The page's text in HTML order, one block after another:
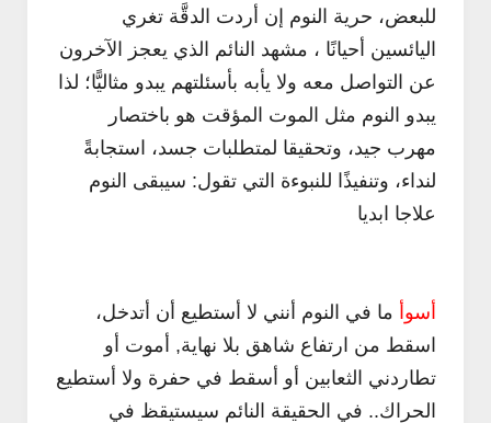
للبعض، حرية النوم إن أردت الدقَّة تغري
اليائسين أحيانًا ، مشهد النائم الذي يعجز الآخرون
عن التواصل معه ولا يأبه بأسئلتهم يبدو مثاليًّا؛ لذا
يبدو النوم مثل الموت المؤقت هو باختصار
مهرب جيد، وتحقيقا لمتطلبات جسد، استجابةً
لنداء، وتنفيذًا للنبوءة التي تقول: سيبقى النوم
علاجا ابديا
أسوأ ما في النوم أنني لا أستطيع أن أتدخل،
اسقط من ارتفاع شاهق بلا نهاية, أموت أو
تطاردني الثعابين أو أسقط في حفرة ولا أستطيع
الحراك.. في الحقيقة النائم سيستيقظ في